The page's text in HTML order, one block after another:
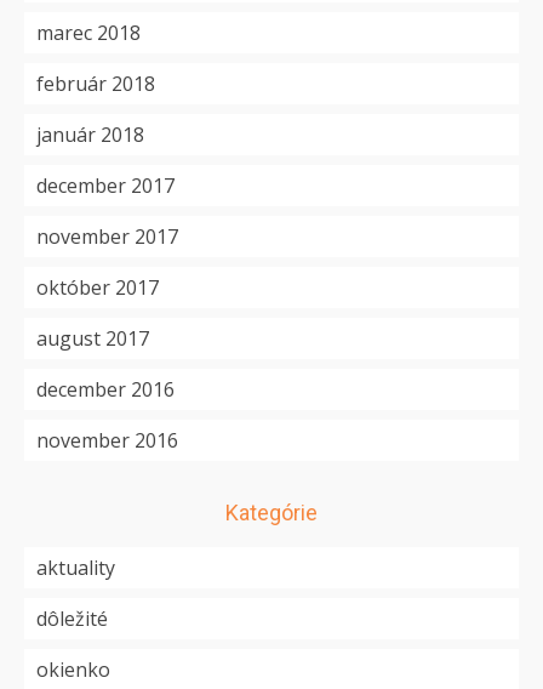
marec 2018
február 2018
január 2018
december 2017
november 2017
október 2017
august 2017
december 2016
november 2016
Kategórie
aktuality
dôležité
okienko